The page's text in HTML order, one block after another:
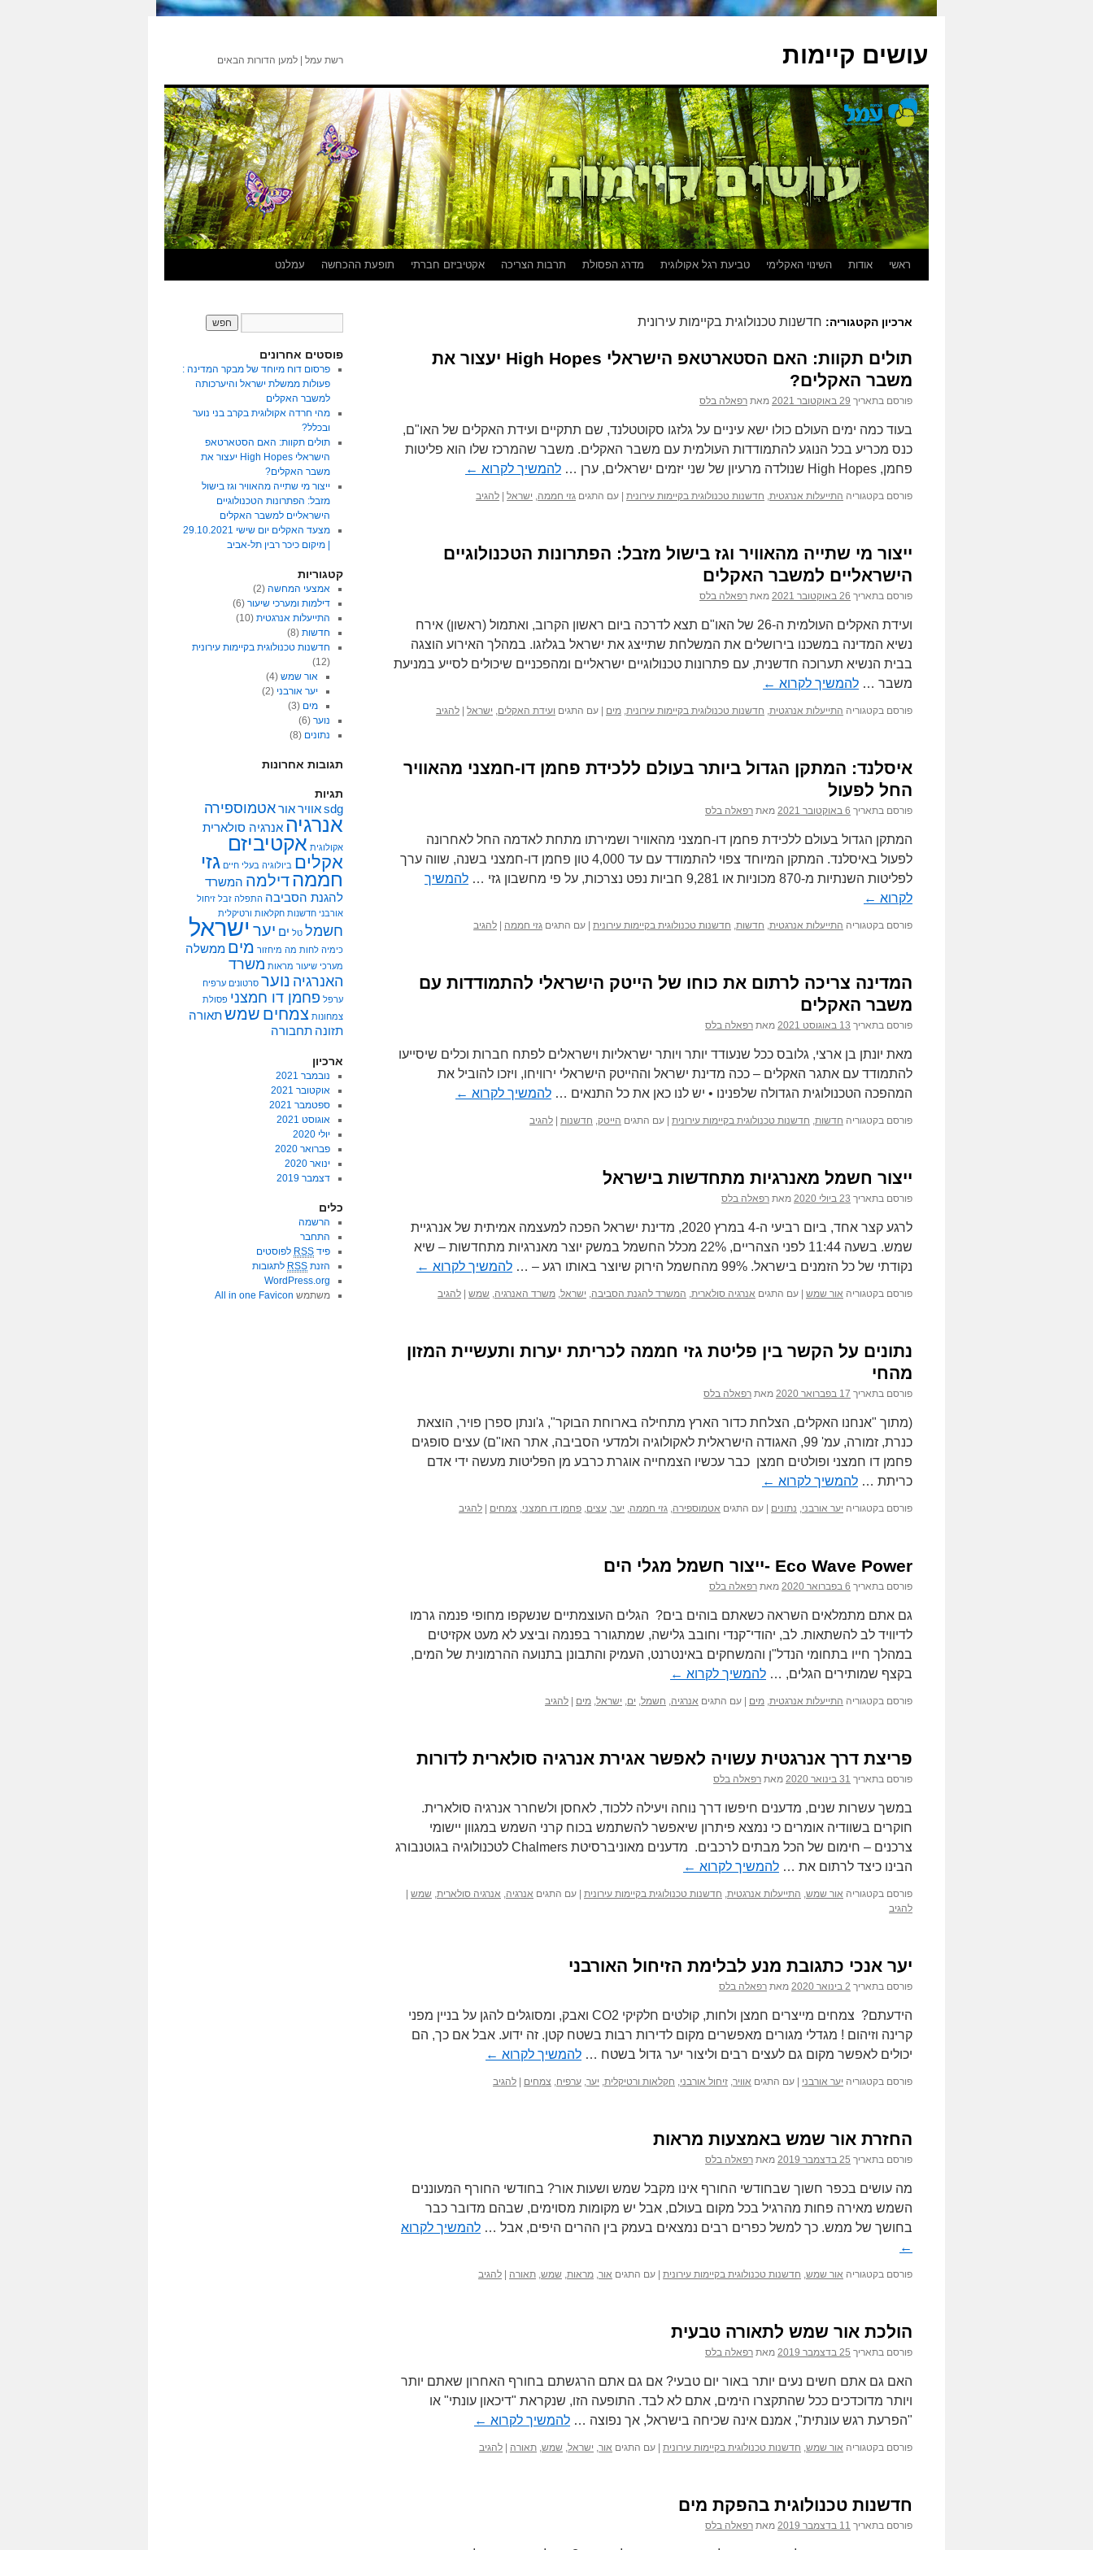
עושים קיימות רשת עמל | למען הדורות הבאים
ראשי אודות השינוי האקלימי טביעת רגל אקולוגית מדרג הפסולת תרבות הצריכה אקטיביזם חברתי תופעת ההכחשה עמלנט
ארכיון הקטגוריה: חדשנות טכנולוגית בקיימות עירונית
תולים תקוות: האם הסטארטאפ הישראלי High Hopes יעצור את
משבר האקלים?
פורסם בתאריך 29 באוקטובר 2021 מאת רפאלה בלס
בעוד כמה ימים העולם כולו ישא עיניים על גלזגו סקוטטלנד, שם תתקיים ועידת האקלים של האו"ם,
כנס מכריע בכל הנוגע להתמודדות העולמית עם משבר האקלים. משבר שהמרכז שלו הוא פליטות
פחמן, High Hopes שנולדה מרעיון של שני יזמים ישראלים, ערן …
להמשיך לקרוא ←
פורסם בקטגוריה התייעלות אנרגטית, חדשנות טכנולוגית בקיימות עירונית עם התגים גזי חממה, ישראל להגיב
ייצור מי שתייה מהאוויר וגז בישול מזבל: הפתרונות הטכנולוגיים
הישראליים למשבר האקלים
פורסם בתאריך 26 באוקטובר 2021 מאת רפאלה בלס
ועידת האקלים העולמית ה-26 של האו"ם תצא לדרכה ביום ראשון הקרוב, ואתמול (ראשון) אירח
נשיא המדינה במשכנו בירושלים את המשלחת שתייצג את ישראל בגלזגו. במהלך האירוע הוצגה
בבית הנשיא תערוכה חדשנית, עם פתרונות טכנולוגיים ישראליים ומהפכניים שיכולים לסייע במניעת
משבר … להמשיך לקרוא ←
פורסם בקטגוריה התייעלות אנרגטית, חדשנות טכנולוגית בקיימות עירונית, מים עם התגים ועידת האקלים, ישראל להגיב
איסלנד: המתקן הגדול ביותר בעולם ללכידת פחמן דו-חמצני מהאוויר
החל לפעול
פורסם בתאריך 6 באוקטובר 2021 מאת רפאלה בלס
המתקן הגדול בעולם ללכידת פחמן דו-חמצני מהאוויר ושמירתו מתחת לאדמה החל לאחרונה
לפעול באיסלנד. המתקן המיוחד צפוי להתמודד עם עד 4,000 טון פחמן דו-חמצני בשנה, שווה ערך
לפליטות השנתיות מ-870 מכוניות או 9,281 חביות נפט נצרכות, על פי מחשבון גזי …
להמשיך
לקרוא ←
פורסם בקטגוריה התייעלות אנרגטית, חדשות, חדשנות טכנולוגית בקיימות עירונית עם התגים גזי חממה להגיב
המדינה צריכה לרתום את כוחו של הייטק הישראלי להתמודדות עם
משבר האקלים
פורסם בתאריך 13 באוגוסט 2021 מאת רפאלה בלס
מאת יונתן בן ארצי, גלובס ככל שנעודד יותר ויותר ישראליות וישראלים לפתח חברות וכלים שיסייעו
להתמודד עם אתגר האקלים – ככה מדינת ישראל וההייטק הישראלי ירוויחו, ויזכו להוביל את
המהפכה הטכנולוגית הגדולה שלפנינו • יש לנו כאן את כל התנאים … להמשיך לקרוא ←
פורסם בקטגוריה חדשות, חדשנות טכנולוגית בקיימות עירונית עם התגים הייטק, חדשנות להגיב
ייצור חשמל מאנרגיות מתחדשות בישראל
פורסם בתאריך 23 ביולי 2020 מאת רפאלה בלס
לרגע קצר אחד, ביום רביעי ה-4 במרץ 2020, מדינת ישראל הפכה למעצמה אמיתית של אנרגיית
שמש. בשעה 11:44 לפני הצהריים, 22% מכלל החשמל במשק יוצר מאנרגיות מתחדשות – שיא
נקודתי של כל הזמנים בישראל. 99% מהחשמל הירוק שיוצר באותו רגע – …
להמשיך לקרוא ←
פורסם בקטגוריה אור שמש עם התגים אנרגיה סולארית, המשרד להגנת הסביבה, ישראל, משרד האנרגיה, שמש להגיב
נתונים על הקשר בין פליטת גזי חממה לכריתת יערות ותעשיית המזון
מהחי
פורסם בתאריך 17 בפברואר 2020 מאת רפאלה בלס
(מתוך "אנחנו האקלים, הצלחת כדור הארץ מתחילה בארוחת הבוקר", ג'ונתן ספרן פויר, הוצאת
כנרת, זמורה, עמ' 99, האגודה הישראלית לאקולוגיה ולמדעי הסביבה, אתר האו"ם) עצים סופגים
פחמן דו חמצני ופולטים חמצן כבר עכשיו הצמחייה אוגרת כרבע מן הפליטות מעשה ידי אדם
כריתת … להמשיך לקרוא ←
פורסם בקטגוריה יער אורבני, נתונים עם התגים אטמוספירה, גזי חממה, יער, עצים, פחמן דו חמצני, צמחים להגיב
Eco Wave Power -ייצור חשמל מגלי הים
פורסם בתאריך 6 בפברואר 2020 מאת רפאלה בלס
גם אתם מתמלאים השראה כשאתם בוהים בים? הגלים העוצמתיים שנשקפו מחופי פנמה גרמו
לדיוויד לב להשתאות. לב, יהודי־קנדי וחובב גלישה, שמתגורר בפנמה וביצע לא מעט אקזיטים
במהלך חייו בתחומי הנדל"ן והמשחקים באינטרנט, העמיק והתבונן בתנועה ההרמונית של המים,
בקצף שמותירים הגלים, … להמשיך לקרוא ←
פורסם בקטגוריה התייעלות אנרגטית, מים עם התגים אנרגיה, חשמל, ים, ישראל, מים להגיב
פריצת דרך אנרגטית עשויה לאפשר אגירת אנרגיה סולארית לדורות
פורסם בתאריך 31 בינואר 2020 מאת רפאלה בלס
במשך עשרות שנים, מדענים חיפשו דרך נוחה ויעילה ללכוד, לאחסן ולשחרר אנרגיה סולארית.
חוקרים בשוודיה אומרים כי נמצא פיתרון שיאפשר להשתמש בכוח קרני השמש במגוון יישומי
צרכנים – חימום של הכל מבתים לרכבים. מדענים מאוניברסיטת Chalmers לטכנולוגיה בגוטנבורג
הבינו כיצד לרתום את … להמשיך לקרוא ←
פורסם בקטגוריה אור שמש, התייעלות אנרגטית, חדשנות טכנולוגית בקיימות עירונית עם התגים אנרגיה, אנרגיה סולארית, שמש
להגיב
יער אנכי כתגובת מנע לבלימת הזיחול האורבני
פורסם בתאריך 2 בינואר 2020 מאת רפאלה בלס
הידעתם? צמחים מייצרים חמצן ולחות, קולטים חלקיקי CO2 ואבק, ומסוגלים להגן על בניין מפני
קרינה וזיהום ! מגדלי מגורים מאפשרים מקום לדירות רבות בשטח קטן. זה ידוע. אבל אם כך, הם
יכולים לאפשר מקום גם לעצים רבים וליצור יער גדול בשטח … להמשיך לקרוא ←
פורסם בקטגוריה יער אורבני עם התגים אוויר, זיחול אורבני, חקלאות ורטיקלית, יער, ערפיח, צמחים להגיב
החזרת אור שמש באמצעות מראות
פורסם בתאריך 25 בדצמבר 2019 מאת רפאלה בלס
מה עושים בכפר חשוך שבחודשי החורף אינו מקבל שמש ושעות אור? בחודשי החורף המעוננים
השמש מאירה פחות מהרגיל בכל מקום בעולם, אבל יש מקומות מסוימים, שבהם מדובר כבר
בחושך של ממש. כך למשל כפרים רבים נמצאים בעמק בין ההרים היפים, אבל … להמשיך לקרוא
←
פורסם בקטגוריה אור שמש, חדשנות טכנולוגית בקיימות עירונית עם התגים אור, מראות, שמש, תאורה להגיב
הולכת אור שמש לתאורה טבעית
פורסם בתאריך 25 בדצמבר 2019 מאת רפאלה בלס
האם גם אתם חשים נעים יותר באור יום טבעי? אם גם אתם הרגשתם בחורף האחרון שאתם יותר
ויותר מדוכדכים ככל שהתקצרו הימים, אתם לא לבד. התופעה הזו, שנקראת "דיכאון עונתי" או
"הפרעת רגש עונתית", אמנם אינה שכיחה בישראל, אך נפוצה … להמשיך לקרוא ←
פורסם בקטגוריה אור שמש, חדשנות טכנולוגית בקיימות עירונית עם התגים אור, ישראל, שמש, תאורה להגיב
חדשנות טכנולוגית בהפקת מים
פורסם בתאריך 11 בדצמבר 2019 מאת רפאלה בלס
פוסטים אחרונים
פרסום דוח מיוחד של מבקר המדינה :
פעולות ממשלת ישראל והיערכותה
למשבר האקלים
מהי חרדה אקולוגית בקרב בני נוער
ובכלל?
תולים תקוות: האם הסטארטאפ
הישראלי High Hopes יעצור את
משבר האקלים?
ייצור מי שתייה מהאוויר וגז בישול
מזבל: הפתרונות הטכנולוגיים
הישראליים למשבר האקלים
מצעד האקלים יום שישי 29.10.2021
| מיקום כיכר רבין תל-אביב
קטגוריות
אמצעי המחשה(2)
דילמות ומערכי שיעור(6)
התייעלות אנרגטית(10)
חדשות(8)
חדשנות טכנולוגית בקיימות עירונית
(12)
אור שמש (4)
יער אורבני (2)
מים (3)
נוער(6)
נתונים (8)
תגובות אחרונות
תגיות
sdgאוויראוראטמוספירה
אנרגיה אנרגיה סולארית
אקולוגית אקטיביזם
אקלים ביולוגיה בעלי חיים גזי
חממהדילמה המשרד
להגנת הסביבה התפלה זבל זיחול
אורבני חדשנות חקלאות ורטיקלית
חשמל טל ים יער ישראל
כימיה לחות מה מיחזור מים ממשלה
מערכי שיעור מראות משרד
האנרגיה נוער סרטונים ערפיח
ערפל פחמן דו חמצני פסולת
צמחונות צמחים שמשתאורה
תזונה תחבורה
ארכיון
נובמבר 2021
אוקטובר 2021
ספטמבר 2021
אוגוסט 2021
יולי 2020
פברואר 2020
ינואר 2020
דצמבר 2019
כלים
הרשמה
התחבר
פיד RSS לפוסטים
הזנת RSS לתגובות
WordPress.org
משתמש All in one Favicon